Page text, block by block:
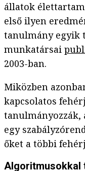
állatok
első ilyen
tanulmány egyik
munkatársai
2003-ban.
Miközben
kapcsolatos
tanulmányozzák,
egy
őket a többi
Algoritmusokkal